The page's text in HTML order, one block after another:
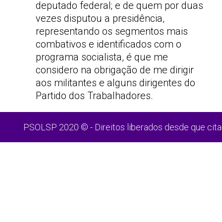
deputado federal; e de quem por duas
vezes disputou a presidência,
representando os segmentos mais
combativos e identificados com o
programa socialista, é que me
considero na obrigação de me dirigir
aos militantes e alguns dirigentes do
Partido dos Trabalhadores.
PSOLSP 2020 © - Direitos liberados desde que